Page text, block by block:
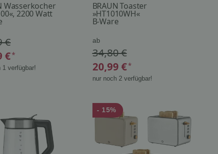
Wasserkocher
2200 Watt
€
€*
1 verfügbar!
BRAUN Toaster
»HT1010WH«
B-Ware
ab
34,80 €
20,99 €*
nur noch 2 verfügbar!
- 15%